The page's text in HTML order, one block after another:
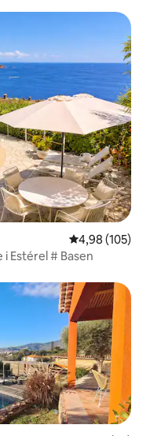
gości
Średnia
4,98 (105)
Estérel # Basen
gości